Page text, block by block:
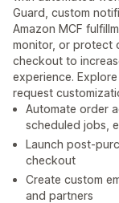
Guard, custom
Amazon MCF
monitor, or protect
checkout to
experience.
request
Automate order
scheduled jobs,
Launch post-
checkout
Create custom
and partners